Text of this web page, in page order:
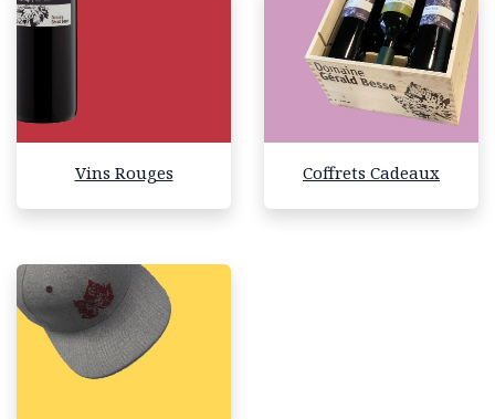
Vins Rouges Coffrets Cadeaux